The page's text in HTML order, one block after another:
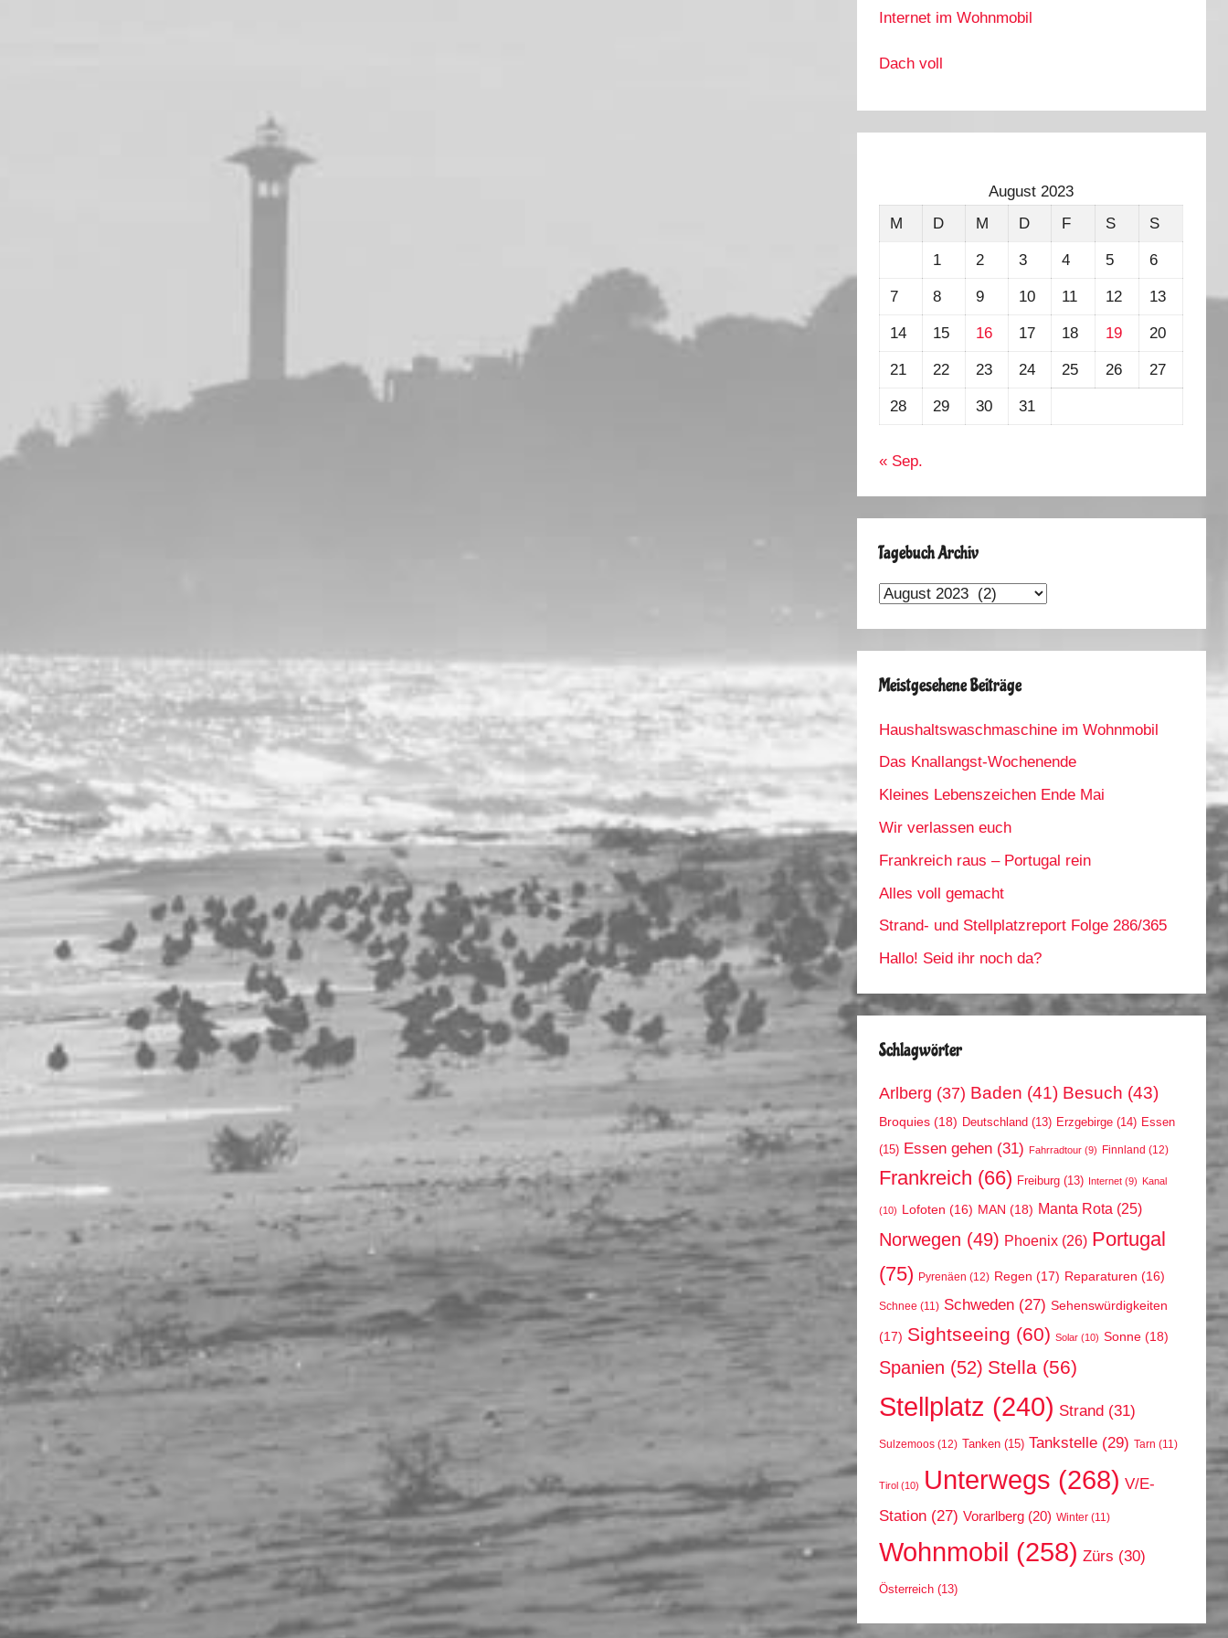
Internet im Wohnmobil
Dach voll
August 2023
M
D M D F S S
1 2 3 4 5 6
7 8 9 10 11 12 13
14 15 16 17 18 19 20
21 22 23 24 25 26 27
28 29 30 31
« Sep.
Tagebuch Archiv
Tagebuch
Meistgesehene Beiträge
Haushaltswaschmaschine im Wohnmobil
Das Knallangst-Wochenende
Kleines Lebenszeichen Ende Mai
Wir verlassen euch
Frankreich raus – Portugal rein
Alles voll gemacht
Strand- und Stellplatzreport Folge 286/365
Hallo! Seid ihr noch da?
Schlagwörter
Arlberg (37) Baden (41) Besuch (43)
Broquies (18) Deutschland (13) Erzgebirge (14) Essen
(15) Essen gehen (31) Fahrradtour (9) Finnland (12)
Frankreich (66) Freiburg (13) Internet (9) Kanal
(10) Lofoten (16) MAN (18) Manta Rota (25)
Norwegen (49) Phoenix (26) Portugal
(75) Pyrenäen (12) Regen (17) Reparaturen (16)
Schnee (11) Schweden (27) Sehenswürdigkeiten
(17) Sightseeing (60) Solar (10) Sonne (18)
Spanien (52) Stella (56)
Stellplatz (240) Strand (31)
Sulzemoos (12) Tanken (15) Tankstelle (29) Tarn (11)
Tirol (10) Unterwegs (268) V/E-
Station (27) Vorarlberg (20) Winter (11)
Wohnmobil (258) Zürs (30)
Österreich (13)